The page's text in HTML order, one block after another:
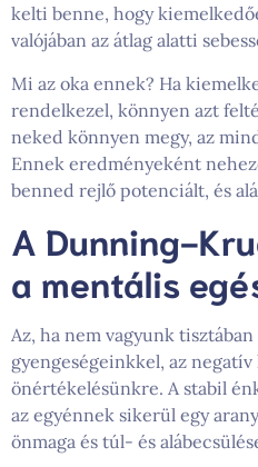
kelti benne, hogy
valójában az átlag alatti
Mi az oka ennek? Ha
rendelkezel, könnyen azt
neked könnyen megy, az
Ennek eredményeként
benned rejlő potenciált, és
A Dunning-
a mentális
Az, ha nem vagyunk
gyengeségeinkkel, az
önértékelésünkre. A stabil
az egyénnek sikerül egy
önmaga és túl- és